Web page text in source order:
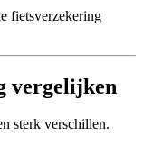
fietsverzekering
vergelijken
sterk verschillen.